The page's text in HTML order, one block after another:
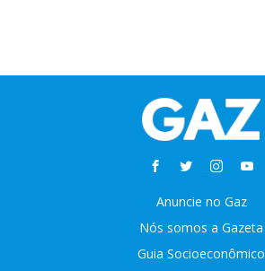
Anuncie no Gaz
Nós somos a Gazeta
Guia Socioeconômico